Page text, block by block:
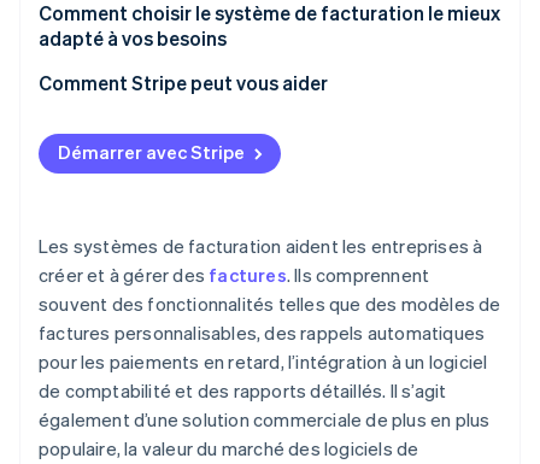
Logiciel de facturation de base
Logiciel de facturation avancé
Modules de facturation des progiciels de gestion
intégrée (ERP)
Systèmes de facturation sur mesure
Facturation récurrente
Modes de remise
Traitement des paiements
Suivi et communication avec le client
Rapprochement des paiements
Rapports et analyses
Intégration du système
Volume et fréquence des factures
Modèles d’abonnement
Suivi et enregistrement des paiements
Structures de facturation
Rapports et analyses
Erreurs manuelles et conformité
Évolutivité et croissance
Comment choisir le système de facturation le mieux
adapté à vos besoins
Besoins de l’entreprise
Fonctionnalités principales
Intégration avec les systèmes existants
Coûts et structure tarifaire
Fonctionnalités de sécurité et de conformité
Évolutivité
Support client et onboarding
Exigences spécifiques à l’industrie
Comment Stripe peut vous aider
Démarrer avec Stripe
Les systèmes de facturation aident les entreprises à
créer et à gérer des factures. Ils comprennent
souvent des fonctionnalités telles que des modèles de
factures personnalisables, des rappels automatiques
pour les paiements en retard, l’intégration à un logiciel
de comptabilité et des rapports détaillés. Il s’agit
également d’une solution commerciale de plus en plus
populaire, la valeur du marché des logiciels de